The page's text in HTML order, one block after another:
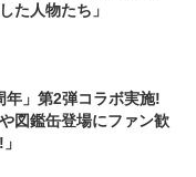
た人物たち」
年」第2弾コラボ実施!
図鑑缶登場にファン歓